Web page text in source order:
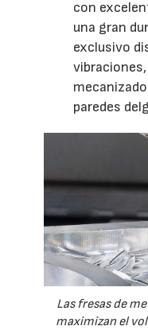
con
una gran
exclusivo
paredes
Las fresas de
maximizan el